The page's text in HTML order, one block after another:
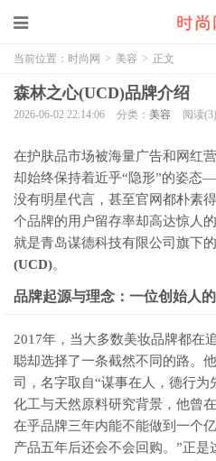
当前位置： 时尚网 > 美容 > 正文
森林之心(UCD)品牌介绍
2026-06-02 22:14:06 分类： 美容 阅读(3)
在护肤品市场被海量广告和网红
却始终保持着近乎“隐形”的姿态
没有明星代言，甚至官网都朴素
个品牌的用户留存率却高达惊人
就是青岛谋德科技有限公司旗
(UCD)。
品牌起源与理念：一位创始人
2017年，当大多数美妆品牌都在
聪却选择了一条截然不同的路。
司，名字取自“谋事在人，德行为
化工与天然原料研究背景，他曾
在乎品牌三年内能不能做到一个
产品五年后还会不会回购。”正是